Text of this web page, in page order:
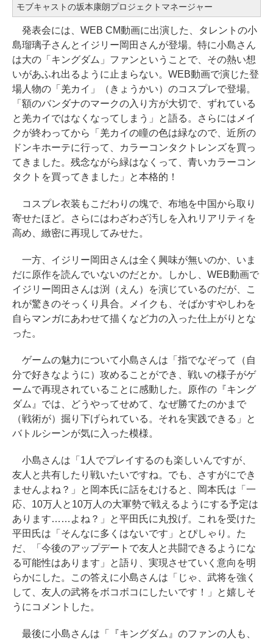
モブキャストの坂本康朗プロジェクトマネージャー
発表会には、WEB CM動画に出演した、タレントの小
島瑠璃子さんとイジリー岡田さんが登場。特に小島さん
は大の「キングダム」ファンということで、その熱い想
いがあふれ出るように止まらない。WEB動画で演じた登
場人物の「羌カイ」（きょうかい）のコスプレで登場。
「額のバンダナのマークの入り方が大切で、ずれている
と羌カイではなくなってしまう」と語る。さらにはメイ
クが終わってから「羌カイの瞳の色は緑なので、近所の
ドンキホーテに行って、カラーコンタクトレンズを買っ
てきました。残念ながら緑はなくって、青いカラーコン
タクトを買ってきました」と本格的！
コスプレ衣装もこだわりの塊で、布地を中国から取り
寄せたほど。さらにはわざわざ汚しを入れリアリティを
高め、緻密に再現してみせた。
一方、イジリー岡田さんは全く興味が無いのか、いま
だに原作を読んでいないのだとか。しかし、WEB動画で
イジリー岡田さんは渕（えん）を演じているのだが、こ
れが驚きのそっくり具合。メイクも、そばかすやしわを
自らマンガにあわせて描くなど力の入った仕上がりとな
った。
ゲームの魅力について小島さんは「指でなぞって（自
分で好きなように）攻めることができ、戦いの様子がゲ
ームで再現されていることに感動した。原作の『キング
ダム』では、どうやってせめて、なぜ勝てたのかまで
（戦術が）掘り下げられている。それを実践できる」と
バトルシーンが気に入った模様。
小島さんは「1人でプレイするのも楽しいんですが、
友人と共有したり戦いたいですね。でも、さすがにでき
ませんよね？」と岡本氏に話をむけると、岡本氏は「一
応、10万人と10万人の大軍勢で戦えるようにする予定は
あります……よね？」と平田氏に丸投げ。これを受けた
平田氏は「そんなに多くはないです」とぴしゃり。た
だ、「今後のアップデートで友人と共闘できるようにな
る可能性はあります」と語り、実現させていく意向を明
らかにした。この答えに小島さんは「じゃ、武将を強く
して、友人の武将をボコボコにしたいです！」と嬉しそ
うにコメントした。
最後に小島さんは「『キングダム』のファンの人も、